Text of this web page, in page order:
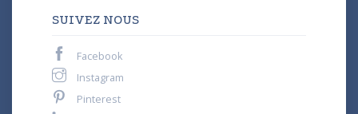
SUIVEZ NOUS
Facebook
Instagram
Pinterest